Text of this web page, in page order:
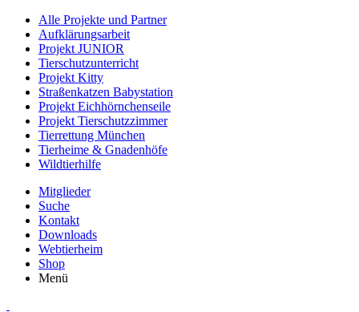
Alle Projekte und Partner
Aufklärungsarbeit
Projekt JUNIOR
Tierschutzunterricht
Projekt Kitty
Straßenkatzen Babystation
Projekt Eichhörnchenseile
Projekt Tierschutzzimmer
Tierrettung München
Tierheime & Gnadenhöfe
Wildtierhilfe
Mitglieder
Suche
Kontakt
Downloads
Webtierheim
Shop
Menü